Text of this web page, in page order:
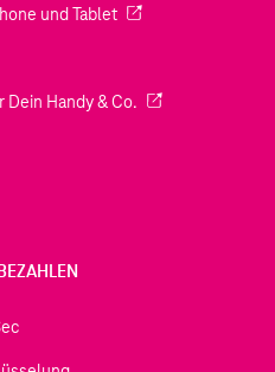
und Tablet(Wird in einem
neuen Tab geöffnet)
Handy & Co. (Wird in einem